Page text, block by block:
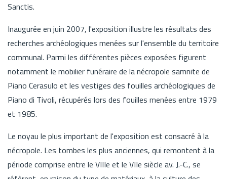
Sanctis.
Inaugurée en juin 2007, l'exposition illustre les résultats des
recherches archéologiques menées sur l'ensemble du territoire
communal. Parmi les différentes pièces exposées figurent
notamment le mobilier funéraire de la nécropole samnite de
Piano Cerasulo et les vestiges des fouilles archéologiques de
Piano di Tivoli, récupérés lors des fouilles menées entre 1979
et 1985.
Le noyau le plus important de l'exposition est consacré à la
nécropole. Les tombes les plus anciennes, qui remontent à la
période comprise entre le VIIIe et le VIIe siècle av. J.-C., se